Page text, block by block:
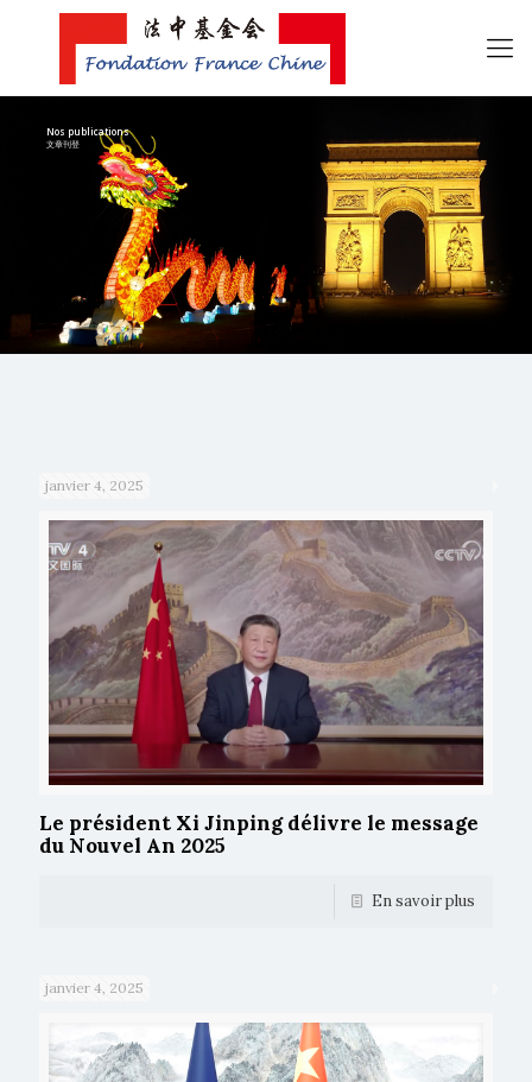
Nos publications
文章刊登
janvier 4, 2025
Le président Xi Jinping délivre le message
du Nouvel An 2025
En savoir plus
janvier 4, 2025